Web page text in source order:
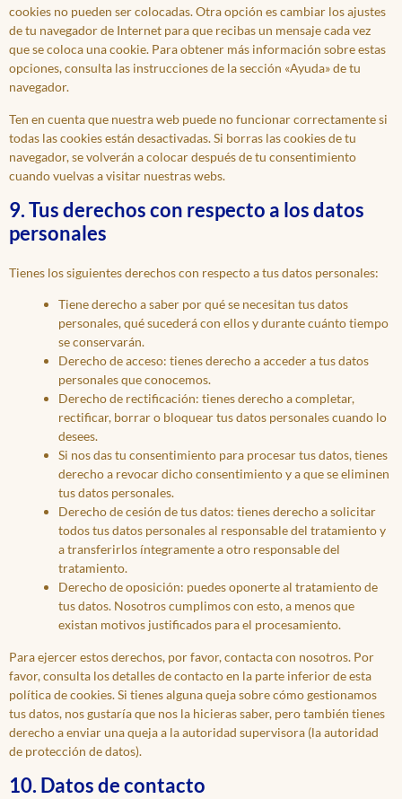
cookies no pueden ser colocadas. Otra opción es cambiar los ajustes
de tu navegador de Internet para que recibas un mensaje cada vez
que se coloca una cookie. Para obtener más información sobre estas
opciones, consulta las instrucciones de la sección «Ayuda» de tu
navegador.
Ten en cuenta que nuestra web puede no funcionar correctamente si
todas las cookies están desactivadas. Si borras las cookies de tu
navegador, se volverán a colocar después de tu consentimiento
cuando vuelvas a visitar nuestras webs.
9. Tus derechos con respecto a los datos
personales
Tienes los siguientes derechos con respecto a tus datos personales:
Tiene derecho a saber por qué se necesitan tus datos
personales, qué sucederá con ellos y durante cuánto tiempo
se conservarán.
Derecho de acceso: tienes derecho a acceder a tus datos
personales que conocemos.
Derecho de rectificación: tienes derecho a completar,
rectificar, borrar o bloquear tus datos personales cuando lo
desees.
Si nos das tu consentimiento para procesar tus datos, tienes
derecho a revocar dicho consentimiento y a que se eliminen
tus datos personales.
Derecho de cesión de tus datos: tienes derecho a solicitar
todos tus datos personales al responsable del tratamiento y
a transferirlos íntegramente a otro responsable del
tratamiento.
Derecho de oposición: puedes oponerte al tratamiento de
tus datos. Nosotros cumplimos con esto, a menos que
existan motivos justificados para el procesamiento.
Para ejercer estos derechos, por favor, contacta con nosotros. Por
favor, consulta los detalles de contacto en la parte inferior de esta
política de cookies. Si tienes alguna queja sobre cómo gestionamos
tus datos, nos gustaría que nos la hicieras saber, pero también tienes
derecho a enviar una queja a la autoridad supervisora (la autoridad
de protección de datos).
10. Datos de contacto